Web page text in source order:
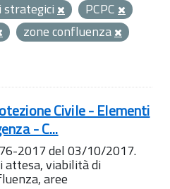
strategici
PCPC
zone confluenza
Civile - Elementi
- C...
2017 del 03/10/2017.
attesa, viabilità di
aree